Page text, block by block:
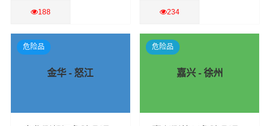
188
查看详细
234
查看详细
金华 - 怒江
危险品
嘉兴 - 徐州
危险品